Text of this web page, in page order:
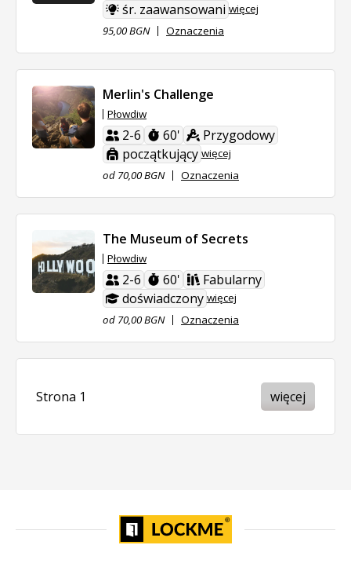
śr. zaawansowani więcej
95,00 BGN
Oznaczenia
Merlin's Challenge
Płowdiw
2-6 60'
Przygodowy
początkujący więcej
od 70,00 BGN
Oznaczenia
The Museum of Secrets
Płowdiw
2-6 60'
Fabularny
doświadczony więcej
od 70,00 BGN
Oznaczenia
Strona 1 więcej